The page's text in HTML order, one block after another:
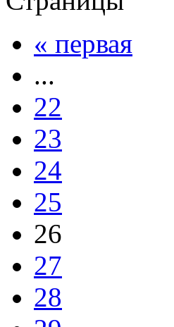
« первая
...
22
23
24
25
26
27
28